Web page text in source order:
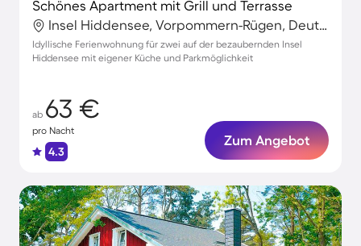
Schönes Apartment mit Grill und Terrasse
Insel Hiddensee, Vorpommern-Rügen, Deutschland
Idyllische Ferienwohnung für zwei auf der bezaubernden Insel
Hiddensee mit eigener Küche und Parkmöglichkeit
ab 63 €
pro Nacht
4.3
Zum Angebot